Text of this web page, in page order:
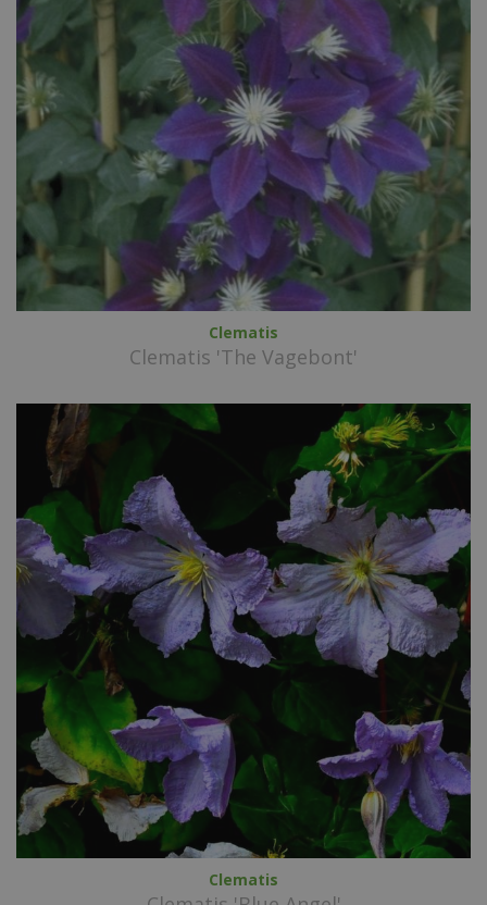
Clematis
Clematis 'The Vagebont'
Clematis